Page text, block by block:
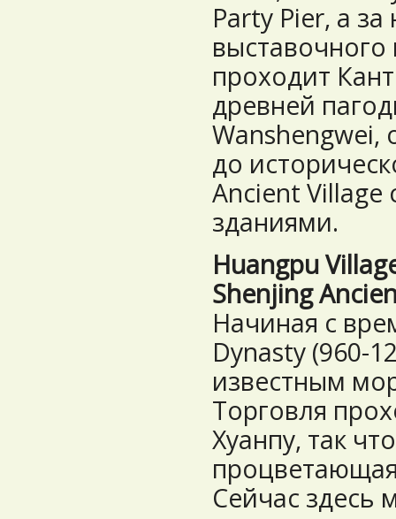
Party Pier, а
выставочного
проходит
древней
Wanshengwei,
до
Ancient Village
зданиями.
Huangpu
Shenjing
Начиная с
Dynasty (960-
известным
Торговля
Хуанпу, так
Сейчас здесь